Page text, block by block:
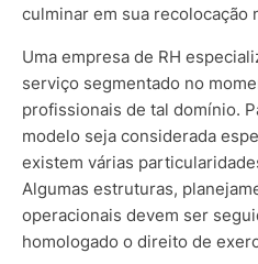
culminar em sua recolocação
Uma empresa de RH
serviço segmentado no
profissionais de tal domínio.
modelo seja considerada
existem várias
Algumas estruturas,
operacionais devem ser
homologado o direito de